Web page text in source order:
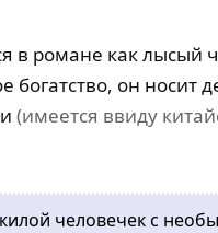
в романе как лысый
богатство, он
(имеется ввиду
человечек с